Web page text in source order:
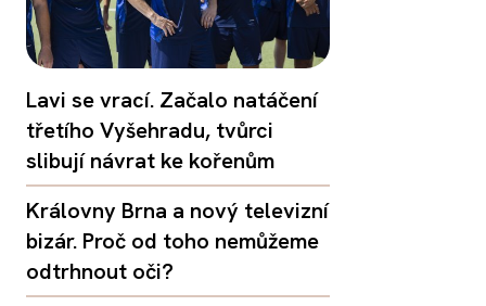
Lavi se vrací. Začalo natáčení
třetího Vyšehradu, tvůrci
slibují návrat ke kořenům
Královny Brna a nový televizní
bizár. Proč od toho nemůžeme
odtrhnout oči?